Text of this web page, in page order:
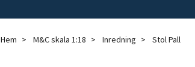
Hem M&C skala 1:18 Inredning Stol Pall